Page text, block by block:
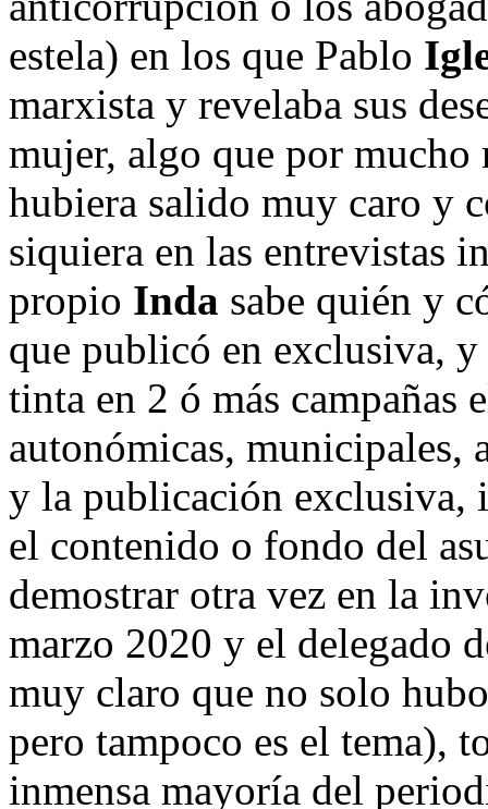
estela) en los que Pablo
marxista y revelaba sus
mujer, algo que por mucho
hubiera salido muy caro y
siquiera en las entrevistas
propio Inda sabe quién y
que publicó en exclusiva,
tinta en 2 ó más campañas
autonómicas, municipales,
y la publicación exclusiva,
el contenido o fondo del
demostrar otra vez en la
marzo 2020 y el delegado
muy claro que no solo
pero tampoco es el tema),
inmensa mayoría del